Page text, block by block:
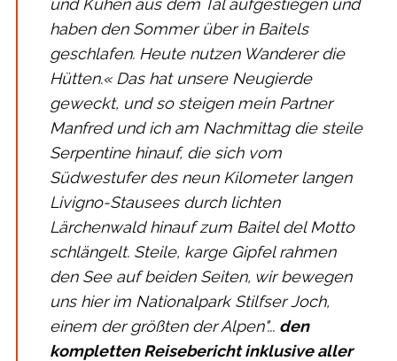
und Kühen aus dem Tal aufgestiegen und
haben den Sommer über in Baitels
geschlafen. Heute nutzen Wanderer die
Hütten.« Das hat unsere Neugierde
geweckt, und so steigen mein Partner
Manfred und ich am Nachmittag die steile
Serpentine hinauf, die sich vom
Südwestufer des neun Kilometer langen
Livigno-Stausees durch lichten
Lärchenwald hinauf zum Baitel del Motto
schlängelt. Steile, karge Gipfel rahmen
den See auf beiden Seiten, wir bewegen
uns hier im Nationalpark Stilfser Joch,
einem der größten der Alpen"... den
kompletten Reisebericht inklusive aller